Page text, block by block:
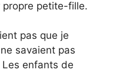
propre petite-fille.
pas que je
savaient pas
enfants de